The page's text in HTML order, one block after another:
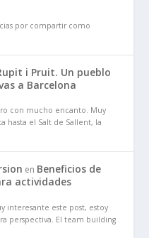
por compartir como
i Pruit. Un pueblo
a Barcelona
con mucho encanto. Muy
hasta el Salt de Sallent, la
en Beneficios de
actividades
interesante este post, estoy
perspectiva. El team building